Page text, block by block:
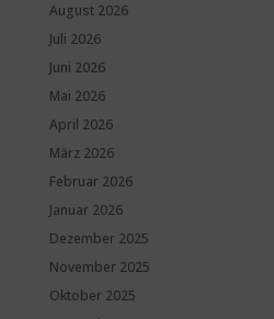
August 2026
Juli 2026
Juni 2026
Mai 2026
April 2026
März 2026
Februar 2026
Januar 2026
Dezember 2025
November 2025
Oktober 2025